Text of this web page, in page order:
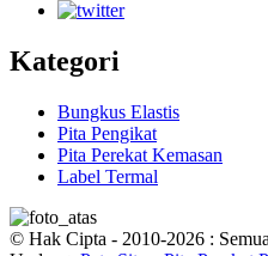
Kategori
Bungkus Elastis
Pita Pengikat
Pita Perekat Kemasan
Label Termal
© Hak Cipta - 2010-2026 :